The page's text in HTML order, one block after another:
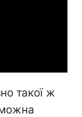
такої ж